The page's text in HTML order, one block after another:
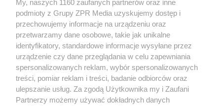
My, naszych 1160 zaufanych partnerów oraz inne
podmioty z Grupy ZPR Media uzyskujemy dostęp i
przechowujemy informacje na urządzeniu oraz
przetwarzamy dane osobowe, takie jak unikalne
identyfikatory, standardowe informacje wysyłane przez
urządzenie czy dane przeglądania w celu zapewniania
spersonalizowanych reklam, wybór spersonalizowanych
treści, pomiar reklam i treści, badanie odbiorców oraz
ulepszanie usług. Za zgodą Użytkownika my i Zaufani
Partnerzy możemy używać dokładnych danych